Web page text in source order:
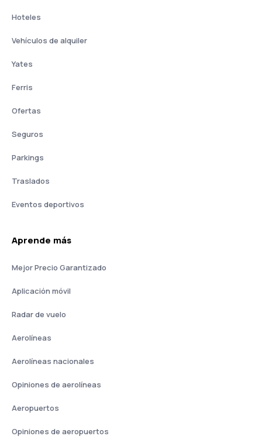
Hoteles
Vehículos de alquiler
Yates
Ferris
Ofertas
Seguros
Parkings
Traslados
Eventos deportivos
Aprende más
Mejor Precio Garantizado
Aplicación móvil
Radar de vuelo
Aerolíneas
Aerolíneas nacionales
Opiniones de aerolíneas
Aeropuertos
Opiniones de aeropuertos